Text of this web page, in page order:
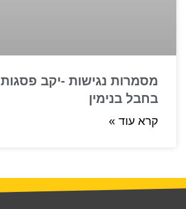
מסמרות נגישות -יקב פסגות
בחבל בנימין
קרא עוד »